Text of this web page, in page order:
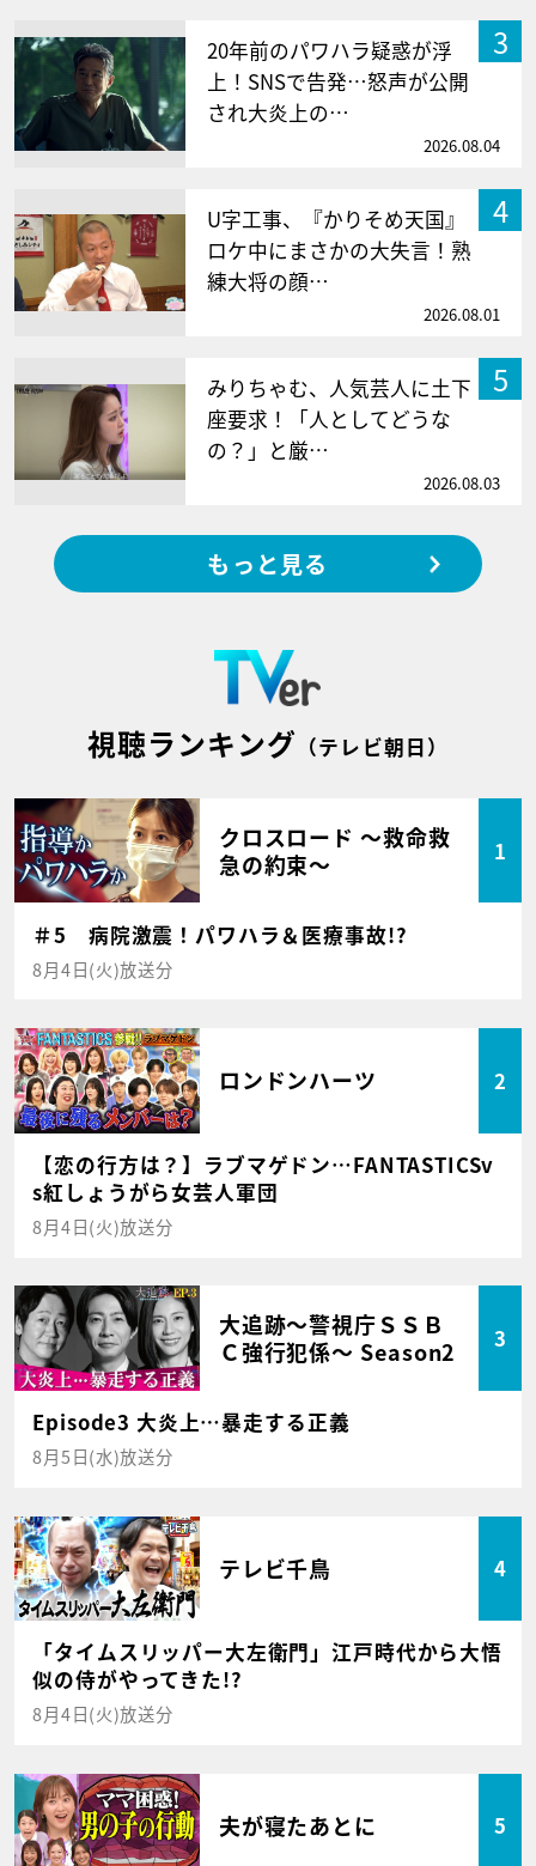
3
20年前のパワハラ疑惑が浮
上！SNSで告発…怒声が公開
され大炎上の…
2026.08.04
4
U字工事、『かりそめ天国』
ロケ中にまさかの大失言！熟
練大将の顔…
2026.08.01
5
みりちゃむ、人気芸人に土下
座要求！「人としてどうな
の？」と厳…
2026.08.03
もっと見る
視聴ランキング （テレビ朝日）
クロスロード ～救命救
急の約束～
1
＃5 病院激震！パワハラ＆医療事故!?
8月4日(火)放送分
ロンドンハーツ 2
【恋の行方は？】ラブマゲドン…FANTASTICSv
s紅しょうがら女芸人軍団
8月4日(火)放送分
大追跡～警視庁ＳＳＢ
Ｃ強行犯係～ Season2
3
Episode3 大炎上…暴走する正義
8月5日(水)放送分
テレビ千鳥 4
「タイムスリッパー大左衛門」江戸時代から大悟
似の侍がやってきた!?
8月4日(火)放送分
夫が寝たあとに 5